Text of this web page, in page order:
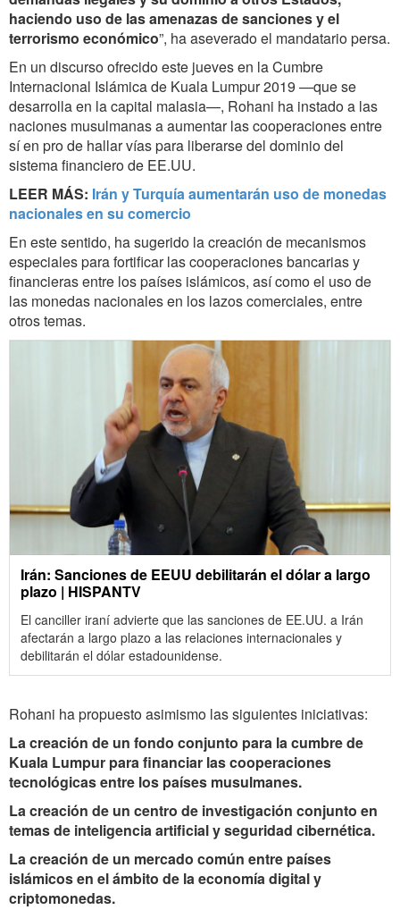
haciendo uso de las amenazas de sanciones y el
terrorismo económico”, ha aseverado el mandatario persa.
En un discurso ofrecido este jueves en la Cumbre
Internacional Islámica de Kuala Lumpur 2019 —que se
desarrolla en la capital malasia—, Rohani ha instado a las
naciones musulmanas a aumentar las cooperaciones entre
sí en pro de hallar vías para liberarse del dominio del
sistema financiero de EE.UU.
LEER MÁS: Irán y Turquía aumentarán uso de monedas
nacionales en su comercio
En este sentido, ha sugerido la creación de mecanismos
especiales para fortificar las cooperaciones bancarias y
financieras entre los países islámicos, así como el uso de
las monedas nacionales en los lazos comerciales, entre
otros temas.
Irán: Sanciones de EEUU debilitarán el dólar a largo
plazo | HISPANTV
El canciller iraní advierte que las sanciones de EE.UU. a Irán
afectarán a largo plazo a las relaciones internacionales y
debilitarán el dólar estadounidense.
Rohani ha propuesto asimismo las siguientes iniciativas:
La creación de un fondo conjunto para la cumbre de
Kuala Lumpur para financiar las cooperaciones
tecnológicas entre los países musulmanes.
La creación de un centro de investigación conjunto en
temas de inteligencia artificial y seguridad cibernética.
La creación de un mercado común entre países
islámicos en el ámbito de la economía digital y
criptomonedas.